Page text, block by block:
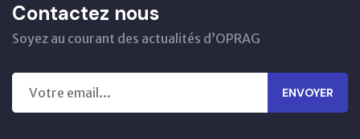
Contactez nous
Soyez au courant des actualités d’OPRAG
ENVOYER